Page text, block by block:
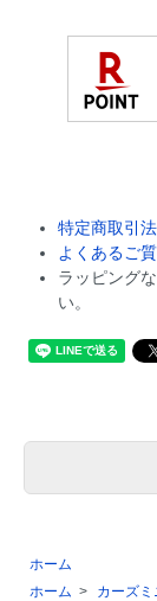
特定商取引
よくあるご
ラッピング
い。
ホーム
ホーム > カーズミ